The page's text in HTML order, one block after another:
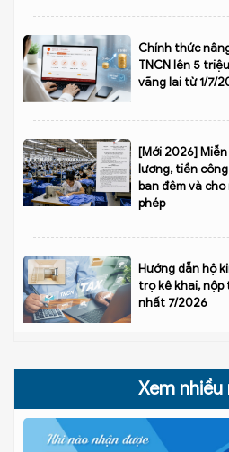
Chính thức
TNCN lên 5
vãng lai từ 1/7/
[Mới 2026]
lương, tiền
ban đêm và
phép
Hướng dẫn hộ
trọ kê khai, nộp
nhất 7/2026
Xem nhiều